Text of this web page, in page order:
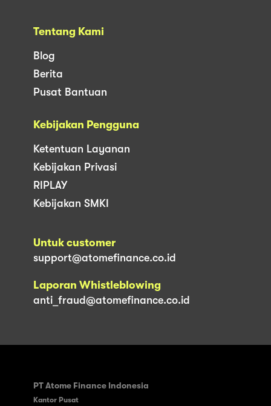
Tentang Kami
Blog
Berita
Pusat Bantuan
Kebijakan Pengguna
Ketentuan Layanan
Kebijakan Privasi
RIPLAY
Kebijakan SMKI
Untuk customer
support@atomefinance.co.id
Laporan Whistleblowing
anti_fraud@atomefinance.co.id
PT Atome Finance Indonesia
Kantor Pusat